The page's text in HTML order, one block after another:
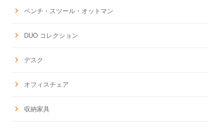
ベンチ・スツール・オットマン
DUO コレクション
デスク
オフィスチェア
収納家具